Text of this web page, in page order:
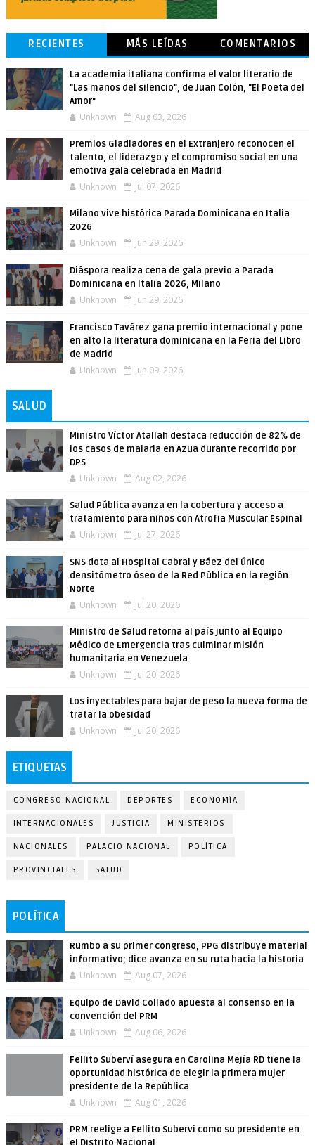
RECIENTES MÁS LEÍDAS COMENTARIOS
La academia italiana confirma el valor literario de
"Las manos del silencio", de Juan Colón, "El Poeta del
Amor"
Unknown Aug 03, 2026
Premios Gladiadores en el Extranjero reconocen el
talento, el liderazgo y el compromiso social en una
emotiva gala celebrada en Madrid
Unknown Jul 07, 2026
Milano vive histórica Parada Dominicana en Italia
2026
Unknown Jun 29, 2026
Diáspora realiza cena de gala previo a Parada
Dominicana en Italia 2026, Milano
Unknown Jun 29, 2026
Francisco Tavárez gana premio internacional y pone
en alto la literatura dominicana en la Feria del Libro
de Madrid
Unknown Jun 09, 2026
SALUD
Ministro Víctor Atallah destaca reducción de 82% de
los casos de malaria en Azua durante recorrido por
DPS
Unknown Aug 02, 2026
Salud Pública avanza en la cobertura y acceso a
tratamiento para niños con Atrofia Muscular Espinal
Unknown Jul 27, 2026
SNS dota al Hospital Cabral y Báez del único
densitómetro óseo de la Red Pública en la región
Norte
Unknown Jul 20, 2026
Ministro de Salud retorna al país junto al Equipo
Médico de Emergencia tras culminar misión
humanitaria en Venezuela
Unknown Jul 20, 2026
Los inyectables para bajar de peso la nueva forma de
tratar la obesidad
Unknown Jul 20, 2026
ETIQUETAS
CONGRESO NACIONAL DEPORTES ECONOMÍA
INTERNACIONALES JUSTICIA MINISTERIOS
NACIONALES PALACIO NACIONAL POLÍTICA
PROVINCIALES SALUD
POLÍTICA
Rumbo a su primer congreso, PPG distribuye material
informativo; dice avanza en su ruta hacia la historia
Unknown Aug 07, 2026
Equipo de David Collado apuesta al consenso en la
convención del PRM
Unknown Aug 06, 2026
Fellito Suberví asegura en Carolina Mejía RD tiene la
oportunidad histórica de elegir la primera mujer
presidente de la República
Unknown Aug 01, 2026
PRM reelige a Fellito Suberví como su presidente en